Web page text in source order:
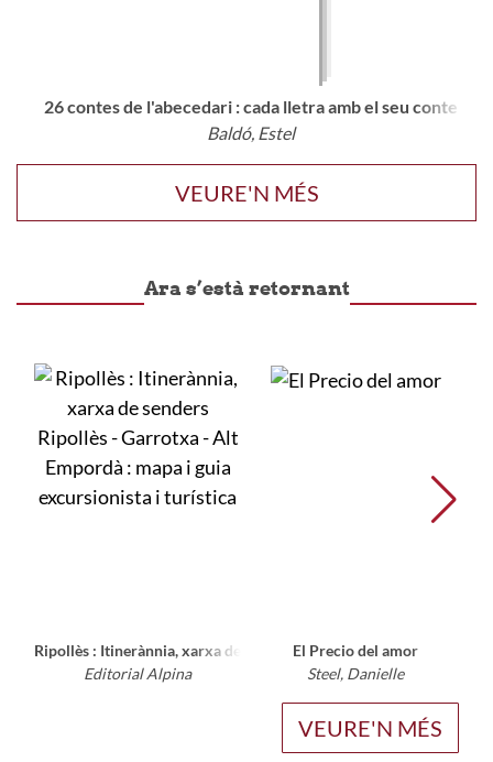
26 contes de l'abecedari : cada lletra amb el seu conte
Baldó, Estel
VEURE'N MÉS
Ara s’està retornant
Ripollès : Itinerànnia, xarxa de senders Ripollès - Garrotxa - Alt
Editorial Alpina
El Precio del amor
Steel, Danielle
VEURE'N MÉS